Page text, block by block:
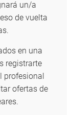
un/a
de vuelta
en una
registrarte
profesional
ofertas de